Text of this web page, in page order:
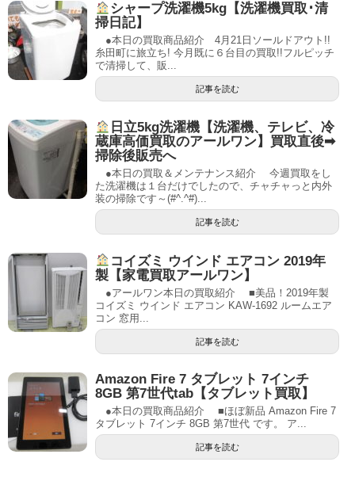
シャープ洗濯機5kg【洗濯機買取･清
掃日記】
●本日の買取商品紹介 4月21日ソールドアウト!!
糸田町に旅立ち! 今月既に６台目の買取!!フルピッチ
で清掃して、販...
記事を読む
日立5kg洗濯機【洗濯機、テレビ、冷
蔵庫高価買取のアールワン】買取直後➡
掃除後販売へ
●本日の買取＆メンテナンス紹介 今週買取をし
た洗濯機は１台だけでしたので、チャチャっと内外
装の掃除です～(#^.^#)...
記事を読む
コイズミ ウインド エアコン 2019年
製【家電買取アールワン】
●アールワン本日の買取紹介 ■美品！2019年製
コイズミ ウインド エアコン KAW-1692 ルームエア
コン 窓用...
記事を読む
Amazon Fire 7 タブレット 7インチ
8GB 第7世代tab【タブレット買取】
●本日の買取商品紹介 ■ほぼ新品 Amazon Fire 7
タブレット 7インチ 8GB 第7世代 です。 ア...
記事を読む